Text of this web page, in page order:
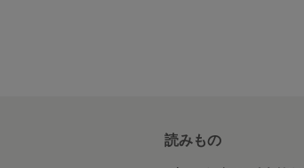
読みもの